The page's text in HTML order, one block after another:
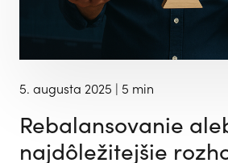
5. augusta 2025 | 5 min
Rebalansovanie
najdôležitejšie